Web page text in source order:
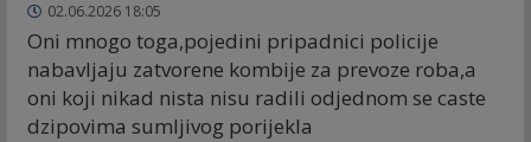
02.06.2026 18:05
Oni mnogo toga,pojedini pripadnici policije
nabavljaju zatvorene kombije za prevoze roba,a
oni koji nikad nista nisu radili odjednom se caste
dzipovima sumljivog porijekla